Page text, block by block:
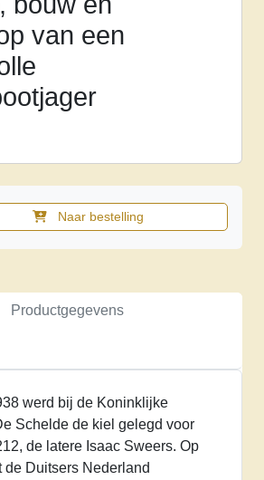
van een
Naar bestelling
Productgegevens
werd bij de Koninklijke
Schelde de kiel gelegd voor
de latere Isaac Sweers. Op
de Duitsers Nederland